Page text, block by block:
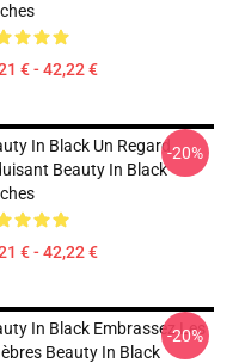
€ - 42,22 €
In Black Un Regard
Beauty In Black
€ - 42,22 €
-20%
In Black Embrassez Les
Beauty In Black
-20%